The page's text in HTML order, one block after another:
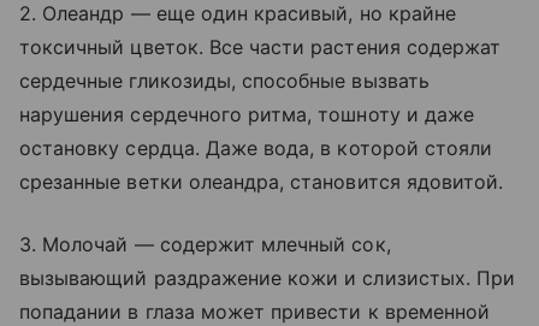
2. Олеандр — еще один красивый, но крайне
токсичный цветок. Все части растения содержат
сердечные гликозиды, способные вызвать
нарушения сердечного ритма, тошноту и даже
остановку сердца. Даже вода, в которой стояли
срезанные ветки олеандра, становится ядовитой.
3. Молочай — содержит млечный сок,
вызывающий раздражение кожи и слизистых. При
попадании в глаза может привести к временной